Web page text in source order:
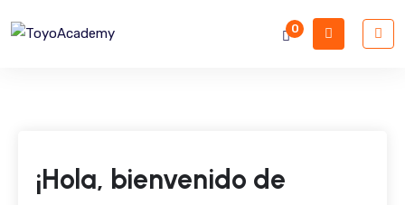
0
¡Hola, bienvenido de